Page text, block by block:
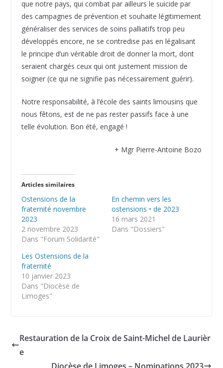
que notre pays, qui combat par ailleurs le suicide par
des campagnes de prévention et souhaite légitimement
généraliser des services de soins palliatifs trop peu
développés encore, ne se contredise pas en légalisant
le principe d’un véritable droit de donner la mort, dont
seraient chargés ceux qui ont justement mission de
soigner (ce qui ne signifie pas nécessairement guérir).
Notre responsabilité, à l’école des saints limousins que
nous fêtons, est de ne pas rester passifs face à une
telle évolution. Bon été, engagé !
+ Mgr Pierre-Antoine Bozo
Articles similaires
Ostensions de la
fraternité novembre
2023
2 novembre 2023
Dans "Forum Solidarité"
En chemin vers les
ostensions • de 2023
16 mars 2021
Dans "Dossiers"
Les Ostensions de la
fraternité
10 janvier 2023
Dans "Diocèse de
Limoges"
Restauration de la Croix de Saint-Michel de Laurièr
e